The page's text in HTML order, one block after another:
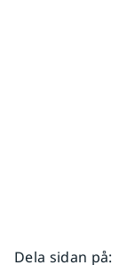
Dela sidan på: